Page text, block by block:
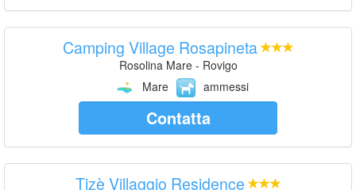
Camping Village Rosapineta
Rosolina Mare - Rovigo
Mare
ammessi
Contatta
Tizè Villaggio Residence